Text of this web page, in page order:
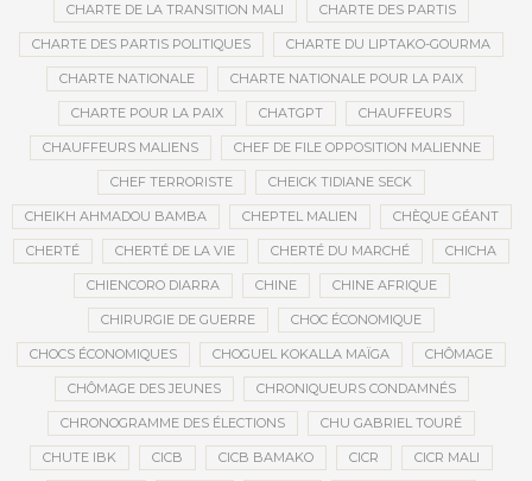
CHARTE DE LA TRANSITION MALI CHARTE DES PARTIS
CHARTE DES PARTIS POLITIQUES CHARTE DU LIPTAKO-GOURMA
CHARTE NATIONALE CHARTE NATIONALE POUR LA PAIX
CHARTE POUR LA PAIX CHATGPT CHAUFFEURS
CHAUFFEURS MALIENS CHEF DE FILE OPPOSITION MALIENNE
CHEF TERRORISTE CHEICK TIDIANE SECK
CHEIKH AHMADOU BAMBA CHEPTEL MALIEN CHÈQUE GÉANT
CHERTÉ CHERTÉ DE LA VIE CHERTÉ DU MARCHÉ CHICHA
CHIENCORO DIARRA CHINE CHINE AFRIQUE
CHIRURGIE DE GUERRE CHOC ÉCONOMIQUE
CHOCS ÉCONOMIQUES CHOGUEL KOKALLA MAÏGA CHÔMAGE
CHÔMAGE DES JEUNES CHRONIQUEURS CONDAMNÉS
CHRONOGRAMME DES ÉLECTIONS CHU GABRIEL TOURÉ
CHUTE IBK CICB CICB BAMAKO CICR CICR MALI